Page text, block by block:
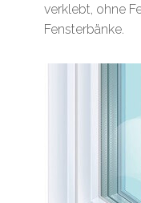
verklebt, ohne
Fensterbänke.